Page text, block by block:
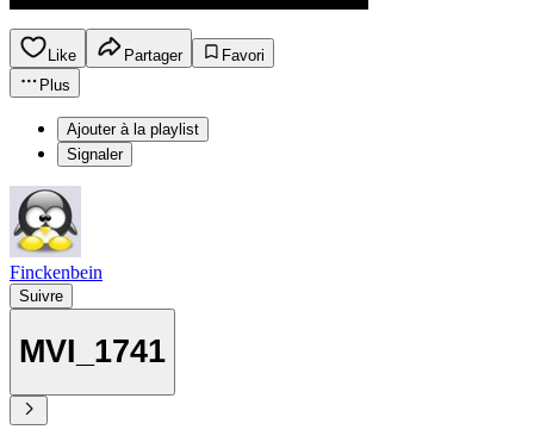
Like Partager
Favori
Plus
Ajouter à la playlist
Signaler
Finckenbein
Suivre
MVI_1741